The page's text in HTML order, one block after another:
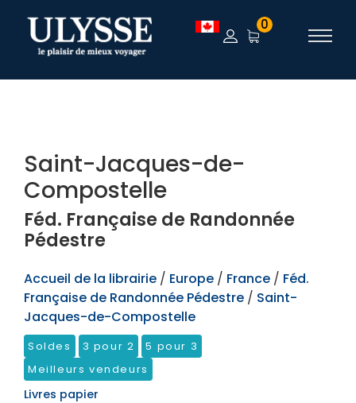
TEST 0
Saint-Jacques-de-
Compostelle
Féd. Française de Randonnée
Pédestre
Accueil de la librairie / Europe / France / Féd.
Française de Randonnée Pédestre / Saint-
Jacques-de-Compostelle
Soldes 3 pour 2
5 pour 3
Meilleurs vendeurs
Livres papier